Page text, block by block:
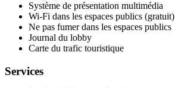
Système de présentation multimédia
Wi-Fi dans les espaces publics (gratuit)
Ne pas fumer dans les espaces publics
Journal du lobby
Carte du trafic touristique
Services